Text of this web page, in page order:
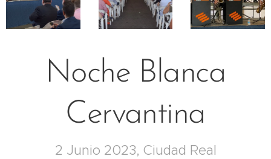
Noche Blanca
Cervantina
2 Junio 2023, Ciudad Real